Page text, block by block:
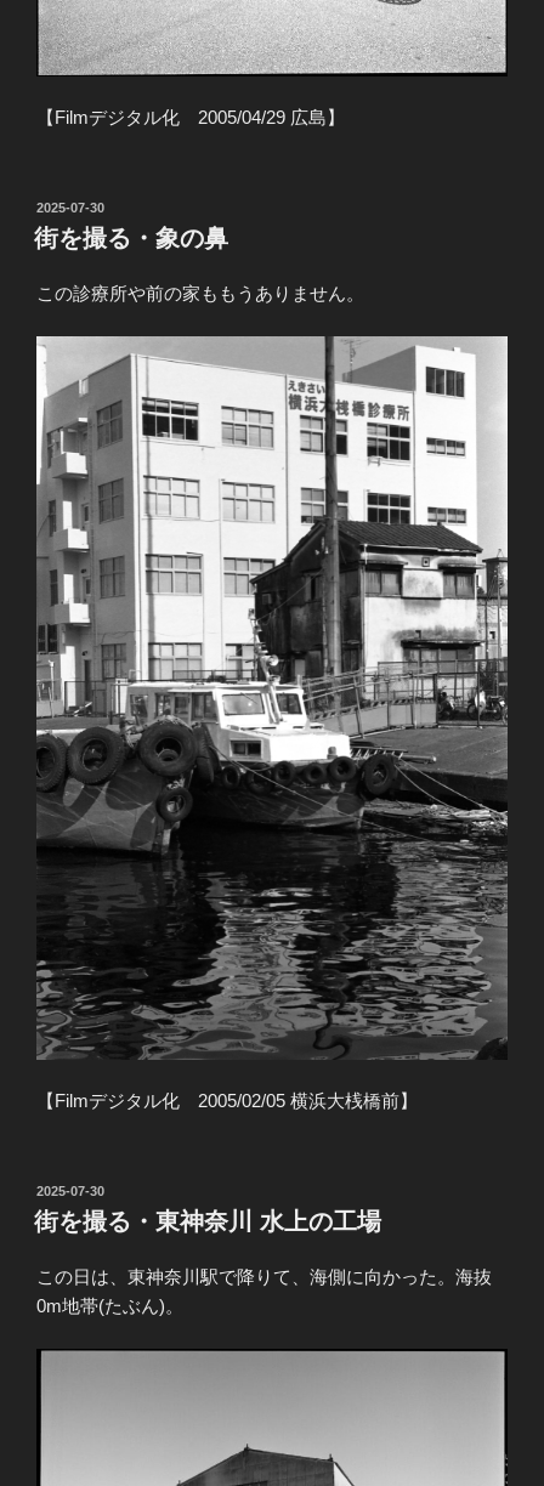
【Filmデジタル化 2005/04/29 広島】
投
稿
日:
2025-07-30
街を撮る・象の鼻
この診療所や前の家ももうありません。
【Filmデジタル化 2005/02/05 横浜大桟橋前】
投
稿
日:
2025-07-30
街を撮る・東神奈川 水上の工場
この日は、東神奈川駅で降りて、海側に向かった。海抜
0m地帯(たぶん)。